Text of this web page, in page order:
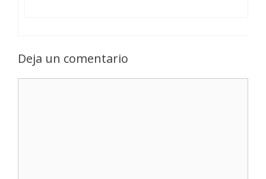
Deja un comentario